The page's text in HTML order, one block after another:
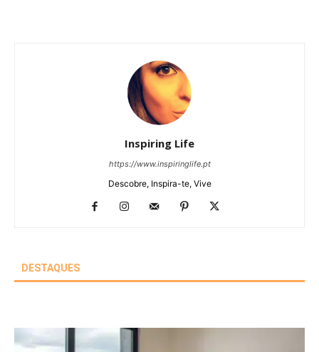
Inspiring Life
https://www.inspiringlife.pt
Descobre, Inspira-te, Vive
DESTAQUES